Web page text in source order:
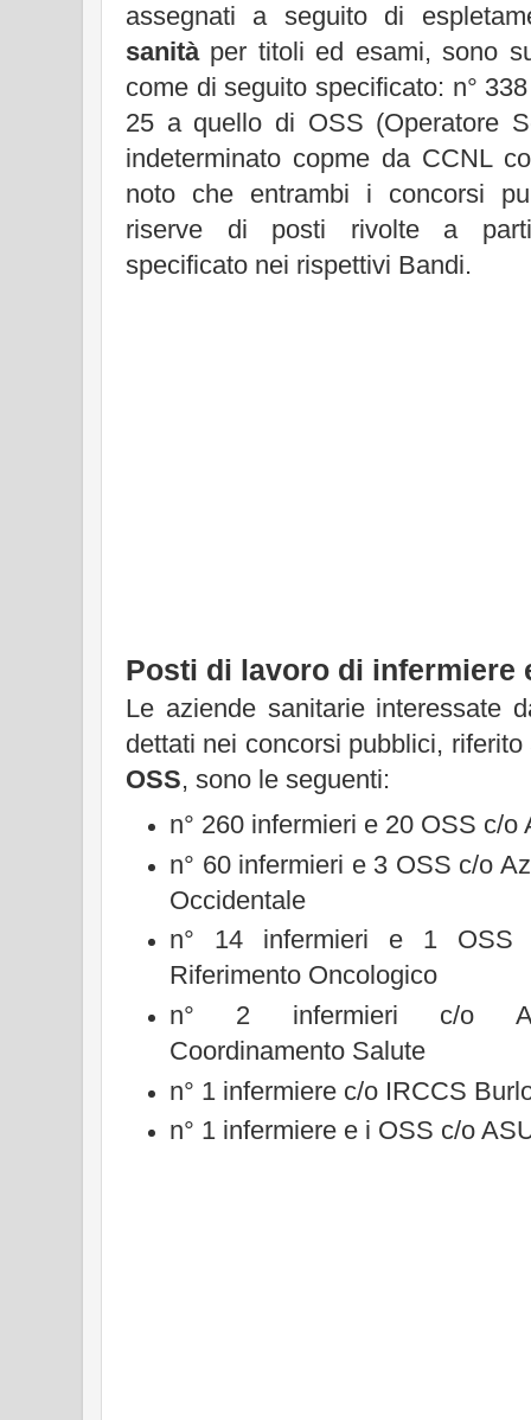
assegnati a seguito di
sanitàper titoli ed esami, sono
come di seguito specificato: n°
25 a quello di OSS (Operatore
indeterminato copme da CCNL
noto che entrambi i concorsi
riserve di posti rivolte a
specificato nei rispettivi Bandi.
Posti di lavoro di infermiere
Le aziende sanitarie interessate
dettati nei concorsi pubblici,
OSS, sono le seguenti:
n° 260 infermieri e 20 OSS c/o
n° 60 infermieri e 3 OSS c/o
Occidentale
n° 14 infermieri e 1 OSS
Riferimento Oncologico
n° 2 infermieri c/o
Coordinamento Salute
n° 1 infermiere c/o IRCCS
n° 1 infermiere e i OSS c/o